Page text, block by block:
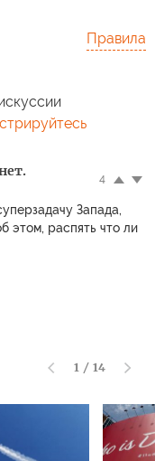
Правила
4
Запада,
этом, распять что ли
1 / 14